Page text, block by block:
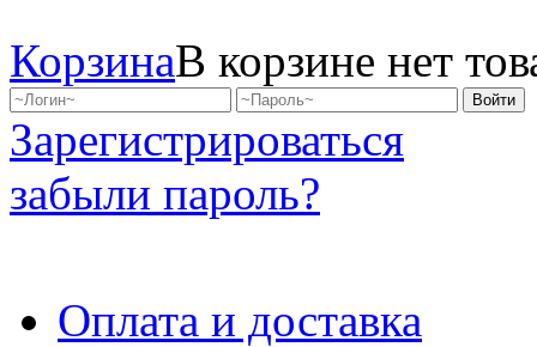
КорзинаВ корзине нет
Зарегистрироваться
забыли пароль?
Оплата и доставка